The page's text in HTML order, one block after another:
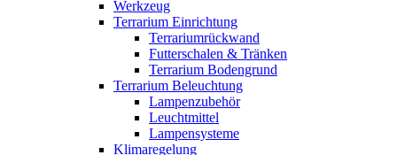
Werkzeug
Terrarium Einrichtung
Terrariumrückwand
Futterschalen & Tränken
Terrarium Bodengrund
Terrarium Beleuchtung
Lampenzubehör
Leuchtmittel
Lampensysteme
Klimaregelung